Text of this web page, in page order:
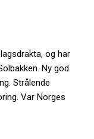
og har
Ny god
Strålende
Var Norges